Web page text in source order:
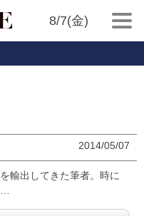
8/7(金)
2014/05/07
輸出してきた筆者。時に